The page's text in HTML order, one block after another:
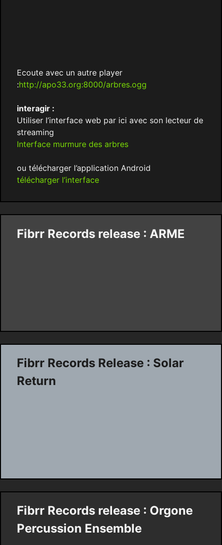
Ecoute avec un autre player
:http://apo33.org:8000/arbres.ogg
interagir :
Utiliser l’interface web par ici avec son lecteur de
streaming
Interface murmure des arbres
ou télécharger l’application Android
télécharger l’interface
Fibrr Records release : ARME
Fibrr Records Release : Solar
Return
Fibrr Records release : Orgone
Percussion Ensemble